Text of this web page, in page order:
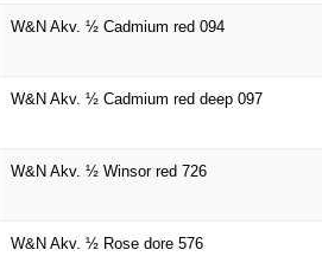
W&N Akv. ½ Cadmium red 094
W&N Akv. ½ Cadmium red deep 097
W&N Akv. ½ Winsor red 726
W&N Akv. ½ Rose dore 576